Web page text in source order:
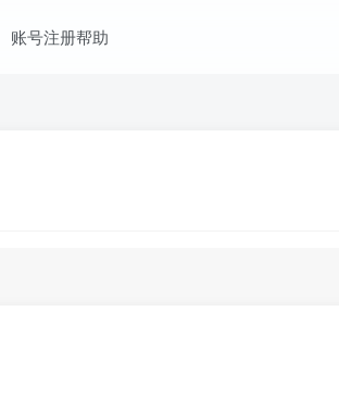
账号注册帮助